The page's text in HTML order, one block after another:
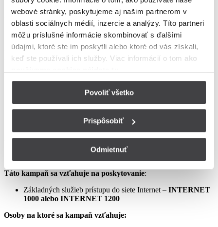
webové stránky, poskytujeme aj našim partnerom v
oblasti sociálnych médií, inzercie a analýzy. Títo partneri
môžu príslušné informácie skombinovať s ďalšími
údajmi, ktoré ste im poskytli alebo ktoré od vás získali,
keď ste používali ich služby. Viac informácií o tom ako
Povoliť všetko
Prispôsobiť
Odmietnuť
podmienkach neupravené sa riadia Zmluvou o poskytovaní verejne
dostupných služieb, vrátane všetkých jej súčastí, t.j. najmä
Všeobecných obchodných
podmienok na poskytovanie verejne dostupných služieb,
Osobitných podmienok, Tarify UPC Internet a Tarify jednorazových
služieb a iných platieb.
sú uvedené vrátane DPH podľa aktuálne platných právnych
predpisov.
Aprílový Crazy Week – Internet samostatne – LIS
Táto kampaň sa vzťahuje na poskytovanie:
Základných služieb prístupu do siete Internet – INTERNET
1000 alebo INTERNET 1200
Osoby na ktoré sa kampaň vzťahuje: